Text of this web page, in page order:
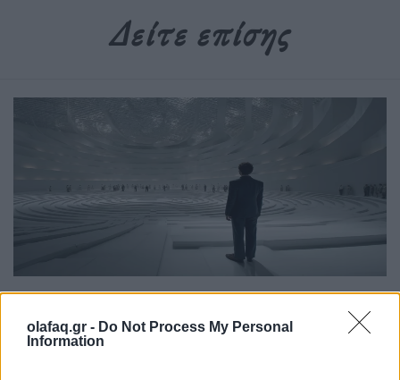
olafaq.gr - Do Not Process My Personal
Information
Δείτε επίσης
Το πείραμα της τρέλας: Η διπλή όψη του